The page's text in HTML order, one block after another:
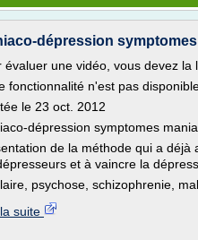
dépression
évaluer une vidéo, vous devez la
fonctionnalité n'est pas
le 23 oct. 2012
dépression symptomes
de la méthode qui a
et à vaincre la
psychose, schizophrenie,
suite